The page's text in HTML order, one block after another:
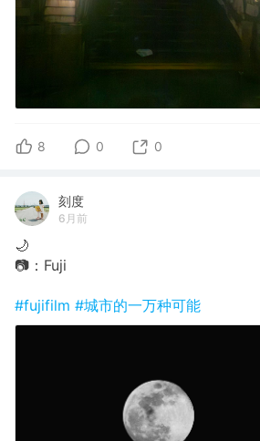
8 0 0
刻度
6月前
🌙
📷：Fuji
#fujifilm #城市的一万种可能